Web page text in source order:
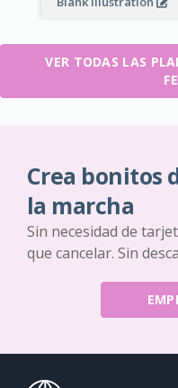
VER TODAS LAS
Crea bonitos
la marcha
Sin necesidad de
que cancelar. Sin